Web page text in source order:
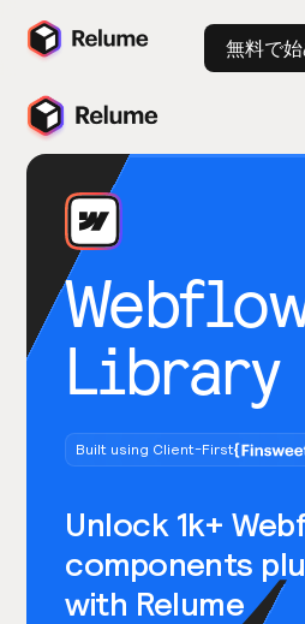
無料で
Library
Built using Client-First
Unlock 1k+
components
with Relume